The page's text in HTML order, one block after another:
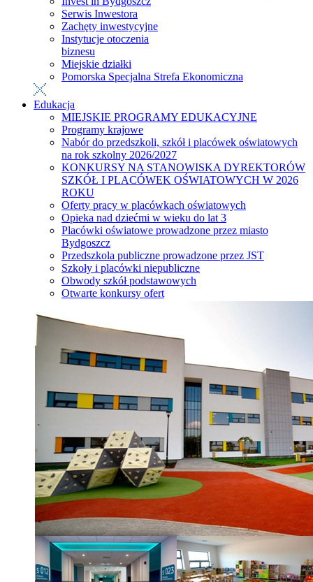
Serwis Inwestora
Zachęty inwestycyjne
Instytucje otoczenia
biznesu
Miejskie działki
Pomorska Specjalna Strefa Ekonomiczna
Edukacja
MIEJSKIE PROGRAMY EDUKACYJNE
Programy krajowe
Nabór do przedszkoli, szkół i placówek oświatowych
na rok szkolny 2026/2027
KONKURSY NA STANOWISKA DYREKTORÓW
SZKÓŁ I PLACÓWEK OŚWIATOWYCH W 2026
ROKU
Oferty pracy w placówkach oświatowych
Opieka nad dziećmi w wieku do lat 3
Placówki oświatowe prowadzone przez miasto
Bydgoszcz
Przedszkola publiczne prowadzone przez JST
Szkoły i placówki niepubliczne
Obwody szkół podstawowych
Otwarte konkursy ofert